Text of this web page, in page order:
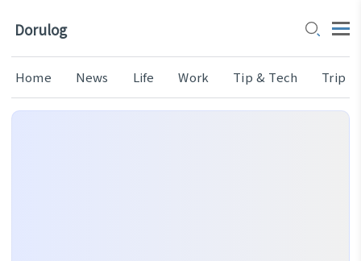
Dorulog
Home News Life Work Tip & Tech Trip